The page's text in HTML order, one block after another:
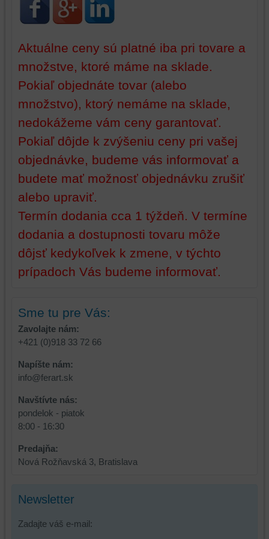
Aktuálne ceny sú platné iba pri tovare a
množstve, ktoré máme na sklade.
Pokiaľ objednáte tovar (alebo
množstvo), ktorý nemáme na sklade,
nedokážeme vám ceny garantovať.
Pokiaľ dôjde k zvýšeniu ceny pri vašej
objednávke, budeme vás informovať a
budete mať možnosť objednávku zrušiť
alebo upraviť.
Termín dodania cca 1 týždeň. V termíne
dodania a dostupnosti tovaru môže
dôjsť kedykoľvek k zmene, v týchto
prípadoch Vás budeme informovať.
Sme tu pre Vás:
Zavolajte nám:
+421 (0)918 33 72 66
Napíšte nám:
info@ferart.sk
Navštívte nás:
pondelok - piatok
8:00 - 16:30
Predajňa:
Nová Rožňavská 3, Bratislava
Newsletter
Zadajte váš e-mail:
identifikáciu
vašej
a
základnej
funkčnosti
platformy,
zážitku
z
prehliadania
zabezpečenia.
mohli
poskytovať
funkcie,
zlepšujú
váš
zážitok
z
prehliadania,
ukladať
z
vašich
preferencií
bez
toho,
aby
mali
používateľský
bez
prihlásenia,
používať
skripty
a/alebo
zdroje
strán,
widgety
atď.